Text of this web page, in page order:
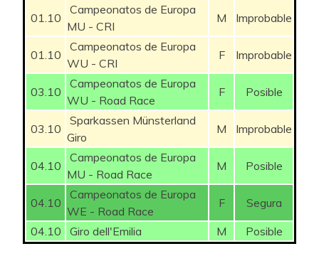
01.10
Campeonatos de Europa
MU - CRI
M Improbable
01.10
Campeonatos de Europa
WU - CRI
F Improbable
03.10
Campeonatos de Europa
WU - Road Race
F Posible
03.10
Sparkassen Münsterland
Giro
M Improbable
04.10
Campeonatos de Europa
MU - Road Race
M Posible
04.10
Campeonatos de Europa
WE - Road Race
F
Segura
04.10
Giro dell'Emilia M Posible